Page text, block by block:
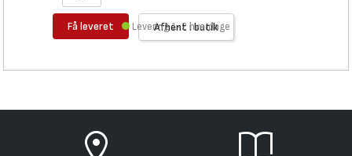
Få leveret Afhent i butik
Levering 1-2 hverdage